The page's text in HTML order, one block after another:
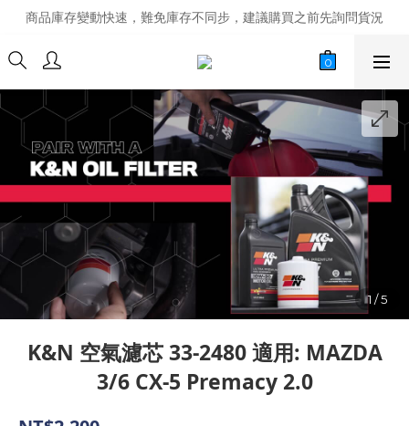
商品庫存變動快速，難免庫存不同步，建議購買之前先詢問貨況
商品庫存變動快速，難免庫存不同步，建議購買之前先詢問貨況
經營超過20年的改裝老字號，安全有保障
商品庫存變動快速，難免庫存不同步，建議購買之前先詢問貨況
K&N 空氣濾芯 33-2480 適用: MAZDA
3/6 CX-5 Premacy 2.0